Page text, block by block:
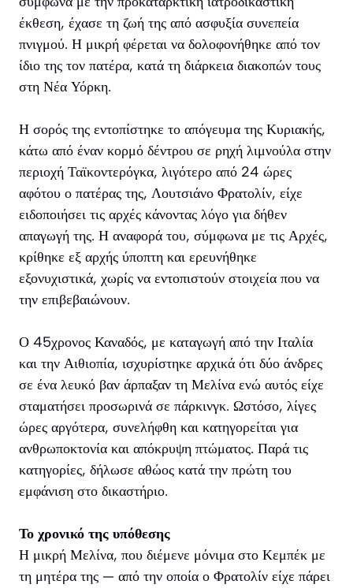
έκθεση, έχασε τη ζωή της από ασφυξία συνεπεία
πνιγμού. Η μικρή φέρεται να δολοφονήθηκε από τον
ίδιο της τον πατέρα, κατά τη διάρκεια διακοπών τους
στη Νέα Υόρκη.
Η σορός της εντοπίστηκε το απόγευμα της Κυριακής,
κάτω από έναν κορμό δέντρου σε ρηχή λιμνούλα στην
περιοχή Ταϊκοντερόγκα, λιγότερο από 24 ώρες
αφότου ο πατέρας της, Λουτσιάνο Φρατολίν, είχε
ειδοποιήσει τις αρχές κάνοντας λόγο για δήθεν
απαγωγή της. Η αναφορά του, σύμφωνα με τις Αρχές,
κρίθηκε εξ αρχής ύποπτη και ερευνήθηκε
εξονυχιστικά, χωρίς να εντοπιστούν στοιχεία που να
την επιβεβαιώνουν.
Ο 45χρονος Καναδός, με καταγωγή από την Ιταλία
και την Αιθιοπία, ισχυρίστηκε αρχικά ότι δύο άνδρες
σε ένα λευκό βαν άρπαξαν τη Μελίνα ενώ αυτός είχε
σταματήσει προσωρινά σε πάρκινγκ. Ωστόσο, λίγες
ώρες αργότερα, συνελήφθη και κατηγορείται για
ανθρωποκτονία και απόκρυψη πτώματος. Παρά τις
κατηγορίες, δήλωσε αθώος κατά την πρώτη του
εμφάνιση στο δικαστήριο.
Το χρονικό της υπόθεσης
Η μικρή Μελίνα, που διέμενε μόνιμα στο Κεμπέκ με
τη μητέρα της — από την οποία ο Φρατολίν είχε πάρει